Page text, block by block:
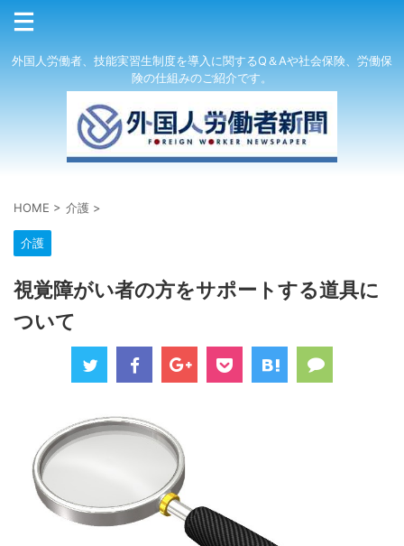
外国人労働者、技能実習生制度を導入に関するQ＆Aや社会保険、労働保
険の仕組みのご紹介です。
HOME > 介護 >
介護
視覚障がい者の方をサポートする道具に
ついて